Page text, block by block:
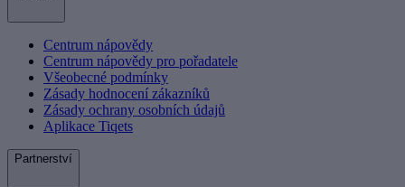
Centrum nápovědy
Centrum nápovědy pro pořadatele
Všeobecné podmínky
Zásady hodnocení zákazníků
Zásady ochrany osobních údajů
Aplikace Tiqets
Partnerství